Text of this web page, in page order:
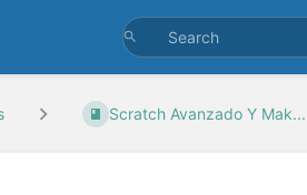
Scratch Avanzado Y Mak...